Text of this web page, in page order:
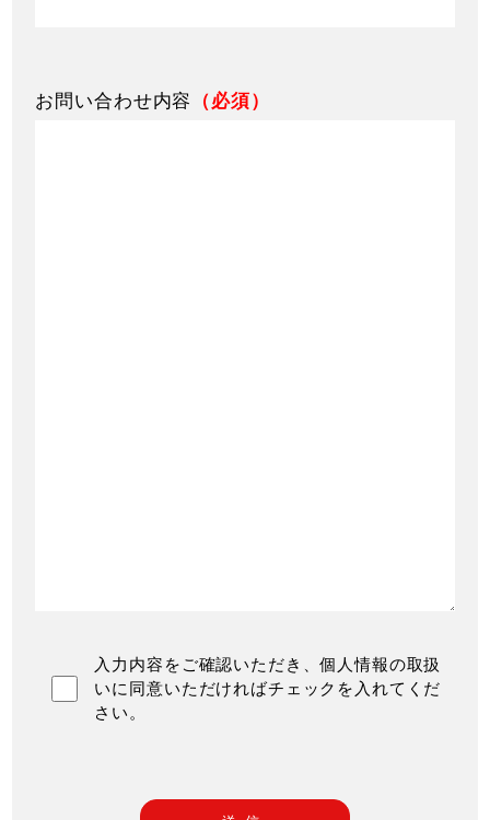
お問い合わせ内容 （必須）
入力内容をご確認いただき、個人情報の取扱
いに同意いただければチェックを入れてくだ
さい。